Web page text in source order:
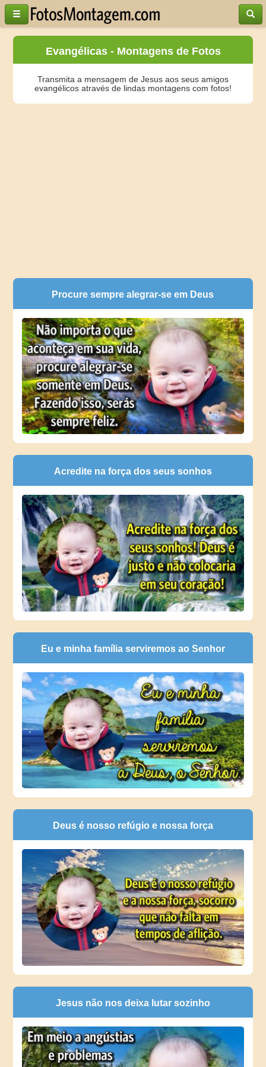
Evangélicas - Montagens de Fotos
Transmita a mensagem de Jesus aos seus amigos
evangélicos através de lindas montagens com fotos!
Procure sempre alegrar-se em Deus
Acredite na força dos seus sonhos
Eu e minha família serviremos ao Senhor
Deus é nosso refúgio e nossa força
Jesus não nos deixa lutar sozinho